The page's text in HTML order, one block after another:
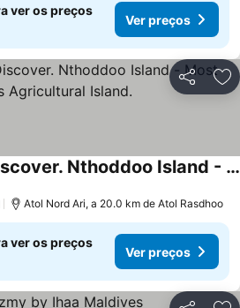
ver os preços
Ver preços
Partilhar
Dream. Explore. Discover. Nthoddoo Island - Most Famous Agricultural Island.
Atol Nord Ari, a 20.0 km de Atol Rasdhoo
ver os preços
Ver preços